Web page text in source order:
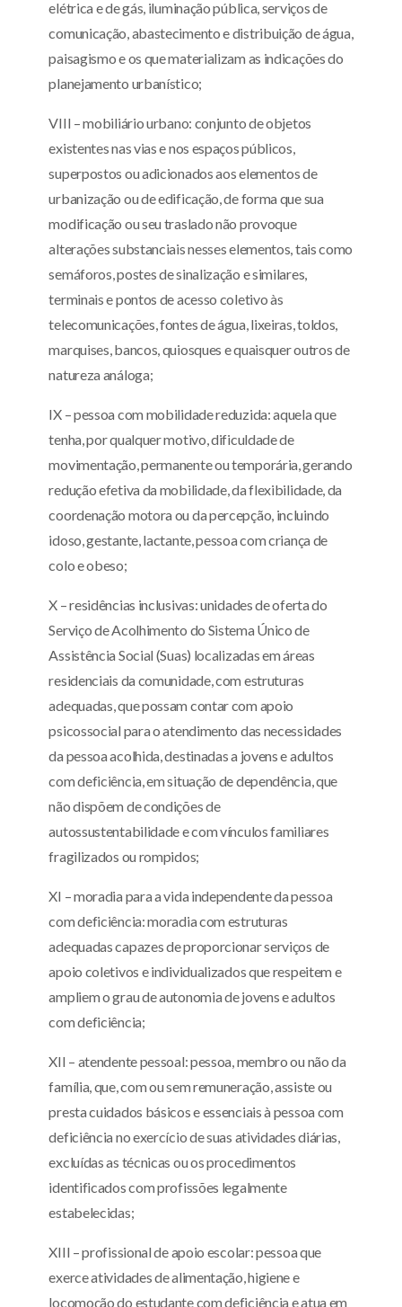
elétrica e de gás, iluminação pública, serviços de
comunicação, abastecimento e distribuição de água,
paisagismo e os que materializam as indicações do
planejamento urbanístico;
VIII – mobiliário urbano: conjunto de objetos
existentes nas vias e nos espaços públicos,
superpostos ou adicionados aos elementos de
urbanização ou de edificação, de forma que sua
modificação ou seu traslado não provoque
alterações substanciais nesses elementos, tais como
semáforos, postes de sinalização e similares,
terminais e pontos de acesso coletivo às
telecomunicações, fontes de água, lixeiras, toldos,
marquises, bancos, quiosques e quaisquer outros de
natureza análoga;
IX – pessoa com mobilidade reduzida: aquela que
tenha, por qualquer motivo, dificuldade de
movimentação, permanente ou temporária, gerando
redução efetiva da mobilidade, da flexibilidade, da
coordenação motora ou da percepção, incluindo
idoso, gestante, lactante, pessoa com criança de
colo e obeso;
X – residências inclusivas: unidades de oferta do
Serviço de Acolhimento do Sistema Único de
Assistência Social (Suas) localizadas em áreas
residenciais da comunidade, com estruturas
adequadas, que possam contar com apoio
psicossocial para o atendimento das necessidades
da pessoa acolhida, destinadas a jovens e adultos
com deficiência, em situação de dependência, que
não dispõem de condições de
autossustentabilidade e com vínculos familiares
fragilizados ou rompidos;
XI – moradia para a vida independente da pessoa
com deficiência: moradia com estruturas
adequadas capazes de proporcionar serviços de
apoio coletivos e individualizados que respeitem e
ampliem o grau de autonomia de jovens e adultos
com deficiência;
XII – atendente pessoal: pessoa, membro ou não da
família, que, com ou sem remuneração, assiste ou
presta cuidados básicos e essenciais à pessoa com
deficiência no exercício de suas atividades diárias,
excluídas as técnicas ou os procedimentos
identificados com profissões legalmente
estabelecidas;
XIII – profissional de apoio escolar: pessoa que
exerce atividades de alimentação, higiene e
locomoção do estudante com deficiência e atua em